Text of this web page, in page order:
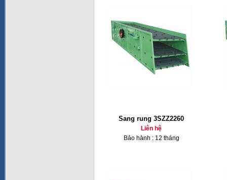
Sang rung 3SZZ2260
Liên hệ
Bảo hành : 12 tháng